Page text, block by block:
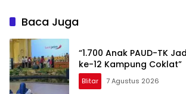
Baca Juga
“1.700 Anak PAUD-TK
ke-12 Kampung Coklat”
Blitar 7 Agustus 2026